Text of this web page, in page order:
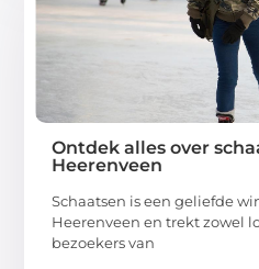
Ontdek alles over
Heerenveen
Schaatsen is een geliefde
Heerenveen en trekt zowel
bezoekers van